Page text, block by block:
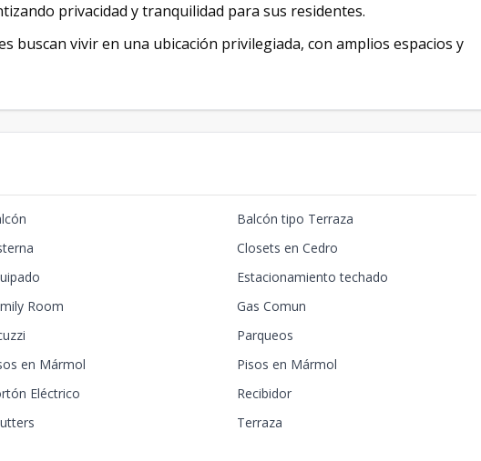
privacidad y tranquilidad para sus residentes.
buscan vivir en una ubicación privilegiada, con amplios espacios y
Balcón tipo Terraza
Closets en Cedro
Estacionamiento techado
Room
Gas Comun
Parqueos
en Mármol
Pisos en Mármol
Eléctrico
Recibidor
Terraza